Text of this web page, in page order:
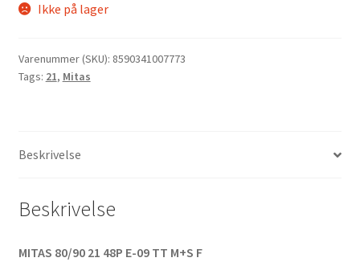
Ikke på lager
Varenummer (SKU): 8590341007773
Tags: 21, Mitas
Beskrivelse
Beskrivelse
MITAS 80/90 21 48P E-09 TT M+S F